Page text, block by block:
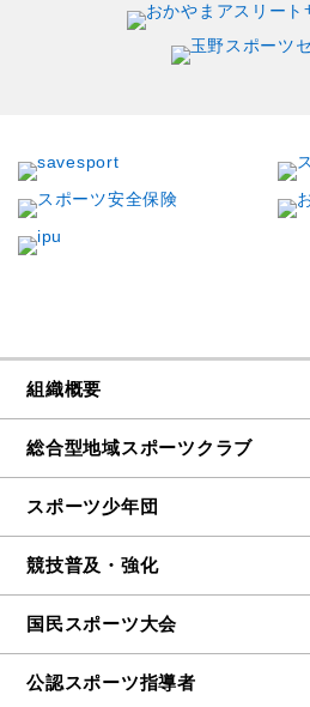
組織概要
総合型地域スポーツクラブ
スポーツ少年団
競技普及・強化
国民スポーツ大会
公認スポーツ指導者